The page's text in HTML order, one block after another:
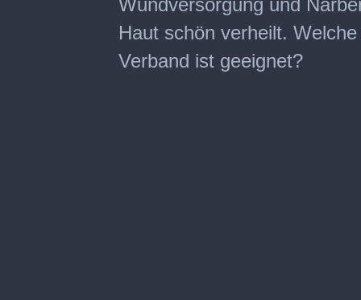
of
minutes,
seconds
Haut schön verheilt.
Verband ist geeignet?